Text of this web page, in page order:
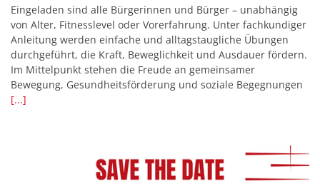
Eingeladen sind alle Bürgerinnen und Bürger – unabhängig
von Alter, Fitnesslevel oder Vorerfahrung. Unter fachkundiger
Anleitung werden einfache und alltagstaugliche Übungen
durchgeführt, die Kraft, Beweglichkeit und Ausdauer fördern.
Im Mittelpunkt stehen die Freude an gemeinsamer
Bewegung, Gesundheitsförderung und soziale Begegnungen
[...]